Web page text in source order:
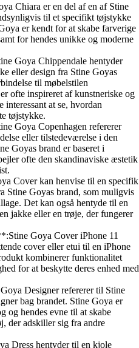
Chiara er en del af en af Stine
til et specifikt tøjstykke
er kendt for at skabe farverige
for hendes unikke og moderne
Goya Chippendale hentyder
eller design fra Stine Goyas
til møbelstilen
ofte inspireret af kunstneriske og
interessant at se, hvordan
tøjstykke.
Goya Copenhagen refererer
eller tilstedeværelse i den
Goyas brand er baseret i
ofte den skandinaviske æstetik
Cover kan henvise til en specifik
Stine Goyas brand, som muligvis
Det kan også hentyde til en
jakke eller en trøje, der fungerer
Goya Cover iPhone 11
cover eller etui til en iPhone
kombinerer funktionalitet
for at beskytte deres enhed med
Designer refererer til Stine
bag brandet. Stine Goya er
og hendes evne til at skabe
der adskiller sig fra andre
Dress hentyder til en kjole